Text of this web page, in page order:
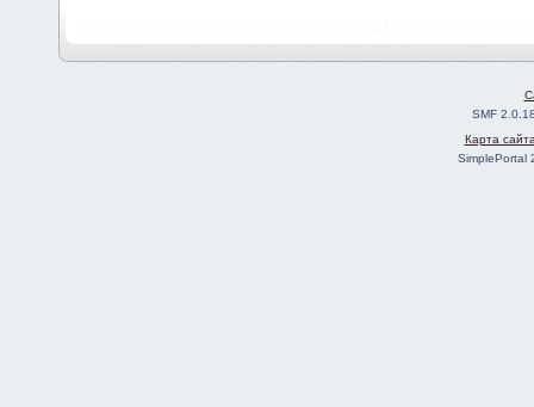
SMF
Карта
SimplePortal